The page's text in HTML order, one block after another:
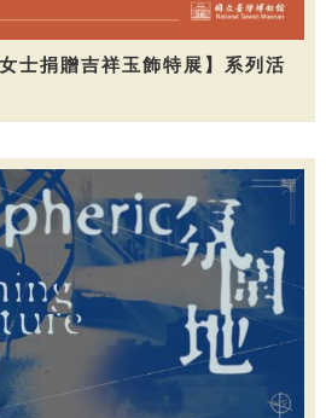
士捐贈吉祥玉飾特展】系列活